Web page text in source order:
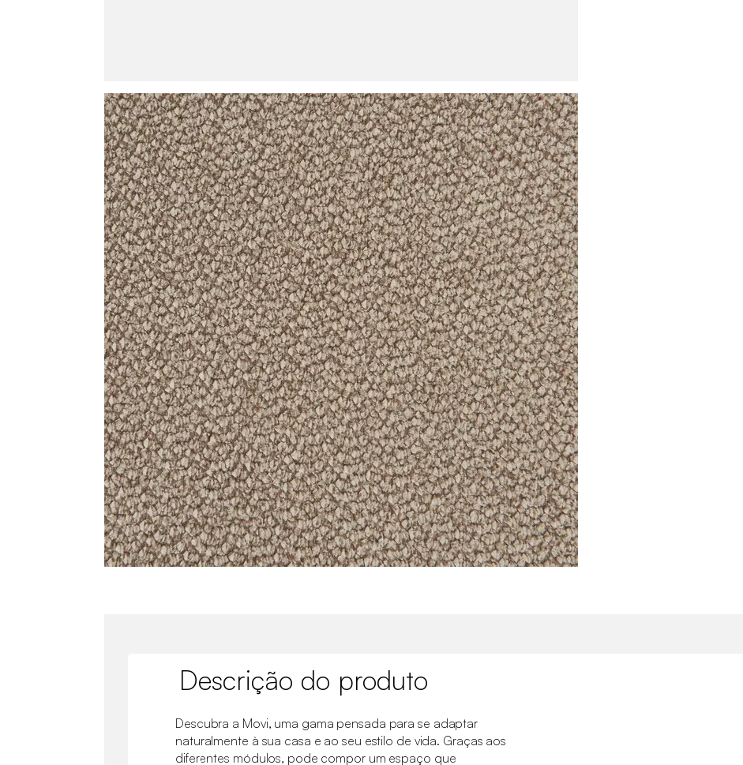
Descrição do produto
Descubra a Movi, uma gama pensada para se adaptar
naturalmente à sua casa e ao seu estilo de vida. Graças aos
diferentes módulos, pode compor um espaço que